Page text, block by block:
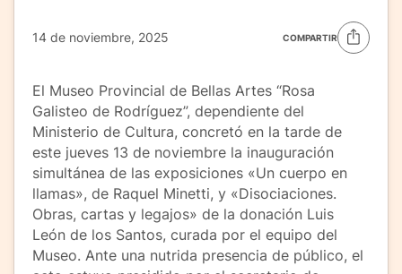
14 de noviembre, 2025 COMPARTIR
El Museo Provincial de Bellas Artes “Rosa
Galisteo de Rodríguez”, dependiente del
Ministerio de Cultura, concretó en la tarde de
este jueves 13 de noviembre la inauguración
simultánea de las exposiciones «Un cuerpo en
llamas», de Raquel Minetti, y «Disociaciones.
Obras, cartas y legajos» de la donación Luis
León de los Santos, curada por el equipo del
Museo. Ante una nutrida presencia de público, el